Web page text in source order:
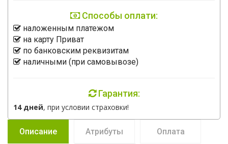
Способы оплати:
наложенным платежом
на карту Приват
по банковским реквизитам
наличными (при самовывозе)
Гарантия:
14 дней, при условии страховки!
Описание Атрибуты Оплата